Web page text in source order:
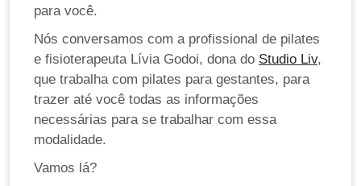
para você.
Nós conversamos com a profissional de pilates
e fisioterapeuta Lívia Godoi, dona do Studio Liv,
que trabalha com pilates para gestantes, para
trazer até você todas as informações
necessárias para se trabalhar com essa
modalidade.
Vamos lá?